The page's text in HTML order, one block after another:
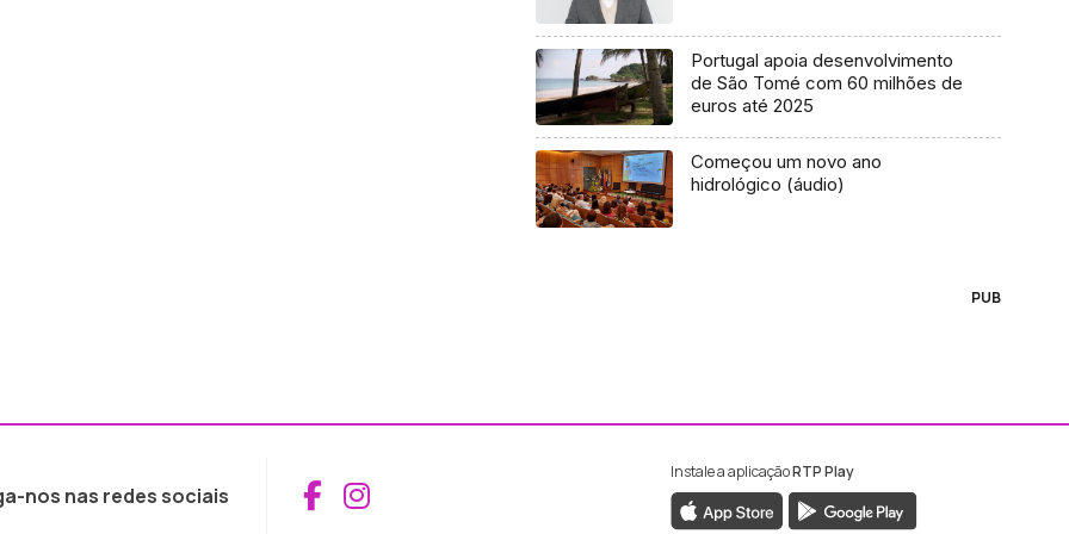
Portugal apoia desenvolvimento
de São Tomé com 60 milhões de
euros até 2025
Começou um novo ano
hidrológico (áudio)
PUB
nos nas redes sociais Aceder ao Facebook da RTP Madeira
Aceder ao Instagram da RTP Madeira
Instale a aplicaçãoRTP Play